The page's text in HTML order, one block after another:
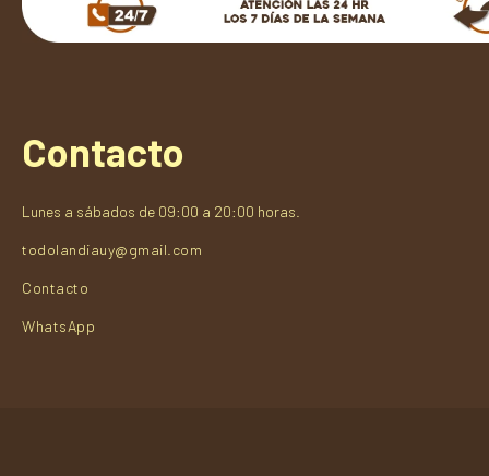
Contacto
Lunes a sábados de 09:00 a 20:00 horas.
todolandiauy@gmail.com
Contacto
WhatsApp